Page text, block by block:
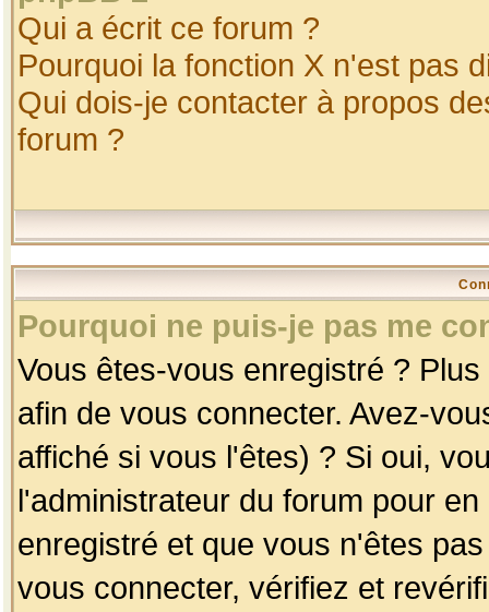
Qui a écrit ce forum ?
Pourquoi la fonction X n'est pas
Qui dois-je contacter à propos
forum ?
Pourquoi ne puis-je pas me
Vous êtes-vous enregistré ?
afin de vous connecter. Avez-
affiché si vous l'êtes) ? Si oui,
l'administrateur du forum pour
enregistré et que vous n'êtes
vous connecter, vérifiez et